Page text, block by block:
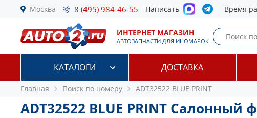
Москва 8 (495) 984-46-55 Написать Время
ИНТЕРНЕТ МАГАЗИН
АВТОЗАПЧАСТИ ДЛЯ ИНОМАРОК
КАТАЛОГИ ДОСТАВКА
Главная Поиск по номеру ADT32522 BLUE PRINT
ADT32522 BLUE PRINT Салонный